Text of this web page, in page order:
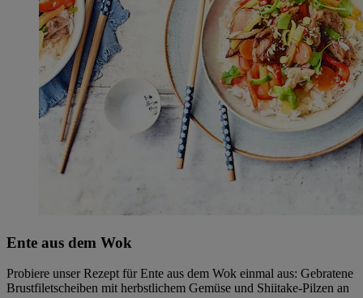
Ente aus dem Wok
Probiere unser Rezept für Ente aus dem Wok einmal aus: Gebratene
Brustfiletscheiben mit herbstlichem Gemüse und Shiitake-Pilzen an